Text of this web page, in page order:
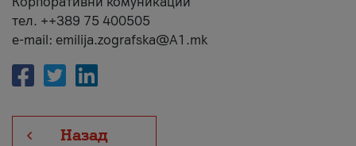
тел. ++389 75 400505
e-mail: emilija.zografska@A1.mk
Назад